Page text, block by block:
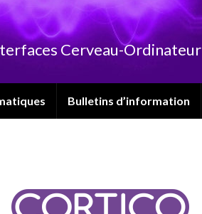
Cerveau-Ordinateur
Bulletins d’information